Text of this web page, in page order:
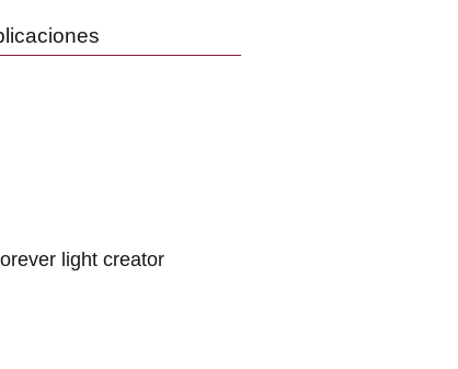
light creator